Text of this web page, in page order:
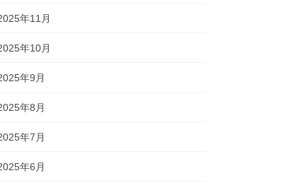
年11月
年10月
年9月
年8月
年7月
年6月